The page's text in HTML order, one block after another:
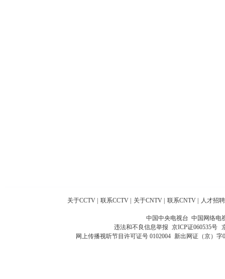
关于CCTV 联系CCTV 关于CNTV 联系CNTV 人才招聘
中国中央电视台 中国网络电
违法和不良信息举报 京ICP证060535号
网上传播视听节目许可证号 0102004 新出网证（京）